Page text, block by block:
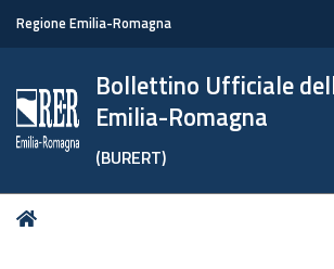
Regione Emilia-Romagna
Bollettino Ufficiale
Emilia-Romagna
(BURERT)
Tu